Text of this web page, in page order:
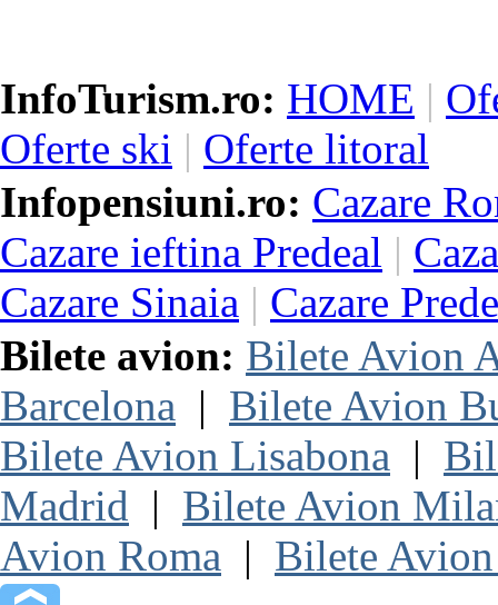
InfoTurism.ro: HOME |
Oferte ski | Oferte litoral
Infopensiuni.ro: Cazare
Cazare ieftina Predeal |
Cazare Sinaia | Cazare
Bilete avion: Bilete Avion
Barcelona | Bilete Avion
Bilete Avion Lisabona |
Madrid | Bilete Avion
Avion Roma | Bilete